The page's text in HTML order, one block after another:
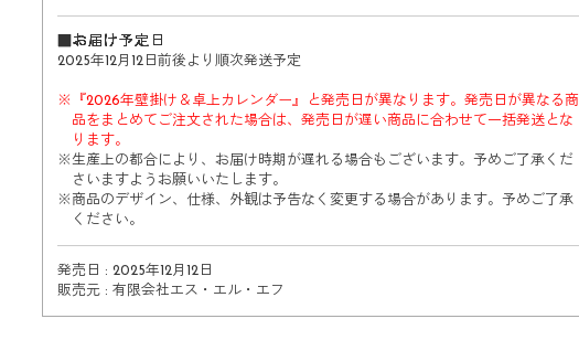
■お届け予定日
2025年12月12日前後より順次発送予定
※
『2026年壁掛け＆卓上カレンダー』と発売日が異なります。発売日が異なる商
品をまとめてご注文された場合は、発売日が遅い商品に合わせて一括発送とな
ります。
※生産上の都合により、お届け時期が遅れる場合もございます。予めご了承くだ
さいますようお願いいたします。
※ 商品のデザイン、仕様、外観は予告なく変更する場合があります。予めご了承
ください。
発売日 : 2025年12月12日
販売元 : 有限会社エス・エル・エフ